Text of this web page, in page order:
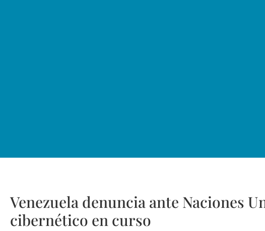
Venezuela denuncia ante Naciones
cibernético en curso